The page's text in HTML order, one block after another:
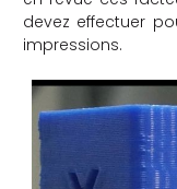
devez effectuer
impressions.